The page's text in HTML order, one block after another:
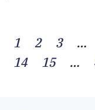
1 2 3 …
14
15 …